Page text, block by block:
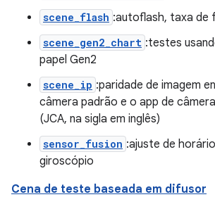
scene_flash :autoflash, taxa de
scene_gen2_chart :testes
papel Gen2
scene_ip :paridade de imagem
câmera padrão e o app de
(JCA, na sigla em inglês)
sensor_fusion :ajuste de
giroscópio
Cena de teste baseada em difusor